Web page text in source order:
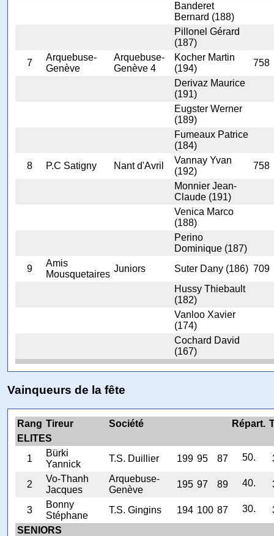
Banderet
Bernard (188)
Pillonel Gérard
(187)
7
Arquebuse-
Genève
Arquebuse-
Genève 4
Kocher Martin
(194)
758
Derivaz Maurice
(191)
Eugster Werner
(189)
Fumeaux Patrice
(184)
8
P.C Satigny Nant d'Avril
Vannay Yvan
(192)
758
Monnier Jean-
Claude (191)
Venica Marco
(188)
Perino
Dominique (187)
9
Amis
Mousquetaires
Juniors Suter Dany (186) 709
Hussy Thiebault
(182)
Vanloo Xavier
(174)
Cochard David
(167)
Vainqueurs de la fête
Rang Tireur Société Répart.
ELITES
1
Bürki
Yannick
T.S. Duillier 199 95 87 50.
2
Vo-Thanh
Jacques
Arquebuse-
Genève
195 97 89 40.
3
Bonny
Stéphane
T.S. Gingins 194 100 87 30.
SENIORS